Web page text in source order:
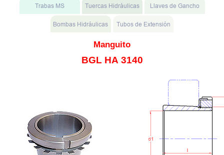
Manguito
BGL HA 3140